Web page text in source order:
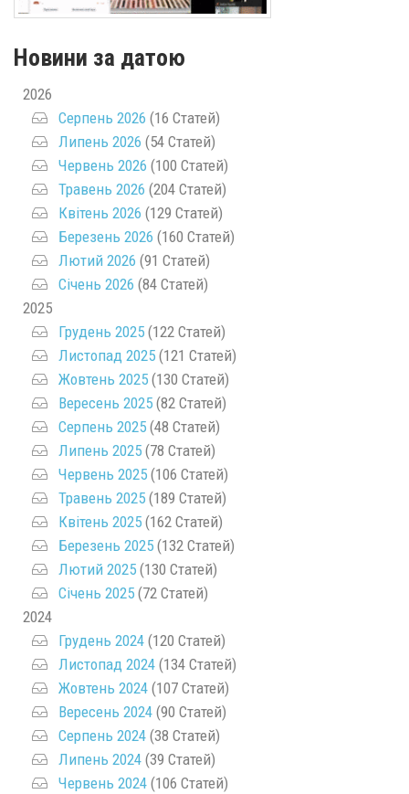
Новини за датою
2026
Серпень 2026 (16 Статей)
Липень 2026 (54 Статей)
Червень 2026 (100 Статей)
Травень 2026 (204 Статей)
Квітень 2026 (129 Статей)
Березень 2026 (160 Статей)
Лютий 2026 (91 Статей)
Січень 2026 (84 Статей)
2025
Грудень 2025 (122 Статей)
Листопад 2025 (121 Статей)
Жовтень 2025 (130 Статей)
Вересень 2025 (82 Статей)
Серпень 2025 (48 Статей)
Липень 2025 (78 Статей)
Червень 2025 (106 Статей)
Травень 2025 (189 Статей)
Квітень 2025 (162 Статей)
Березень 2025 (132 Статей)
Лютий 2025 (130 Статей)
Січень 2025 (72 Статей)
2024
Грудень 2024 (120 Статей)
Листопад 2024 (134 Статей)
Жовтень 2024 (107 Статей)
Вересень 2024 (90 Статей)
Серпень 2024 (38 Статей)
Липень 2024 (39 Статей)
Червень 2024 (106 Статей)